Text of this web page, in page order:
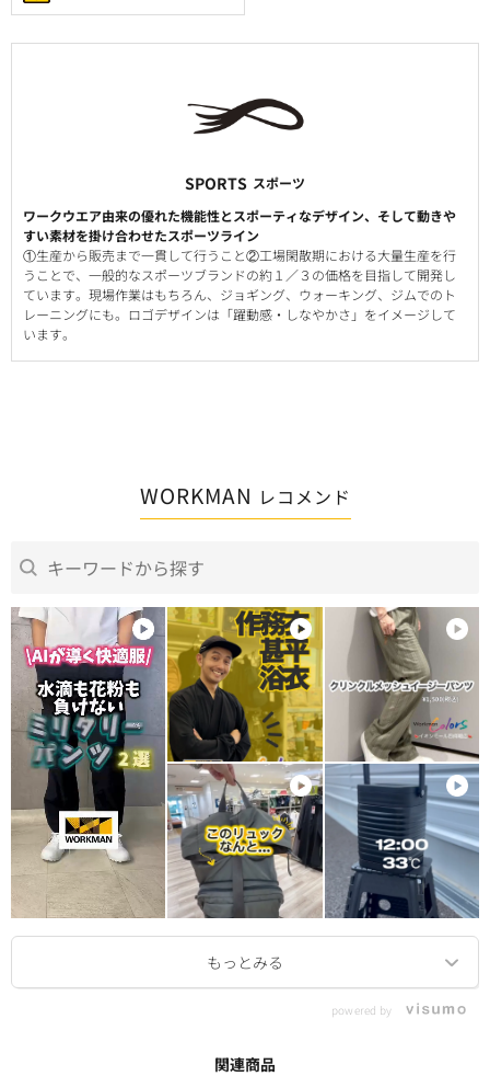
SPORTS スポーツ
ワークウエア由来の優れた機能性とスポーティなデザイン、そして動きや
すい素材を掛け合わせたスポーツライン
①生産から販売まで一貫して行うこと②工場閑散期における大量生産を行
うことで、一般的なスポーツブランドの約１／３の価格を目指して開発し
ています。現場作業はもちろん、ジョギング、ウォーキング、ジムでのト
レーニングにも。ロゴデザインは「躍動感・しなやかさ」をイメージして
います。
WORKMAN レコメンド
powered by
関連商品